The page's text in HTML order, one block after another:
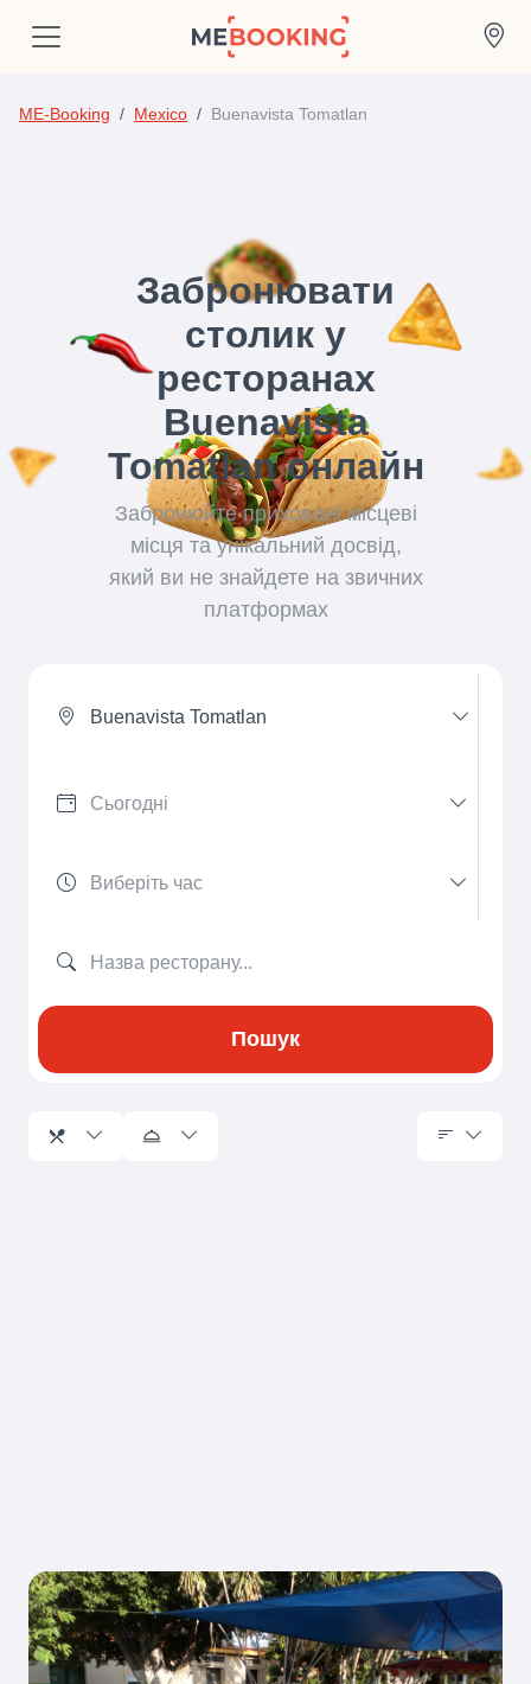
ME-Booking Mexico Buenavista Tomatlan
Забронювати
столик у
ресторанах
Buenavista
Tomatlan онлайн
Забронюйте приховані місцеві
місця та унікальний досвід,
який ви не знайдете на звичних
платформах
Buenavista Tomatlan
Пошук